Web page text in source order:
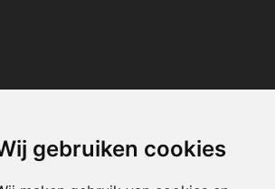
gebruiken cookies